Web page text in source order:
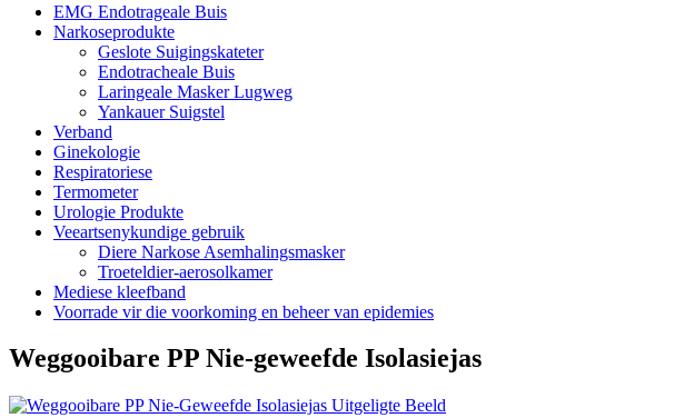
EMG Endotrageale Buis
Narkoseprodukte
Geslote Suigingskateter
Endotracheale Buis
Laringeale Masker Lugweg
Yankauer Suigstel
Verband
Ginekologie
Respiratoriese
Termometer
Urologie Produkte
Veeartsenykundige gebruik
Diere Narkose Asemhalingsmasker
Troeteldier-aerosolkamer
Mediese kleefband
Voorrade vir die voorkoming en beheer van epidemies
Weggooibare PP Nie-geweefde Isolasiejas